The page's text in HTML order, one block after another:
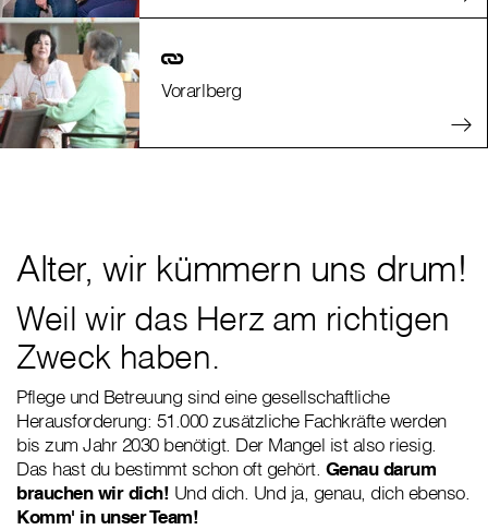
Vorarlberg
Alter, wir kümmern uns drum!
Weil wir das Herz am richtigen
Zweck haben.
Pflege und Betreuung sind eine gesellschaftliche
Herausforderung: 51.000 zusätzliche Fachkräfte werden
bis zum Jahr 2030 benötigt. Der Mangel ist also riesig.
Das hast du bestimmt schon oft gehört. Genau darum
brauchen wir dich! Und dich. Und ja, genau, dich ebenso.
Komm' in unser Team!